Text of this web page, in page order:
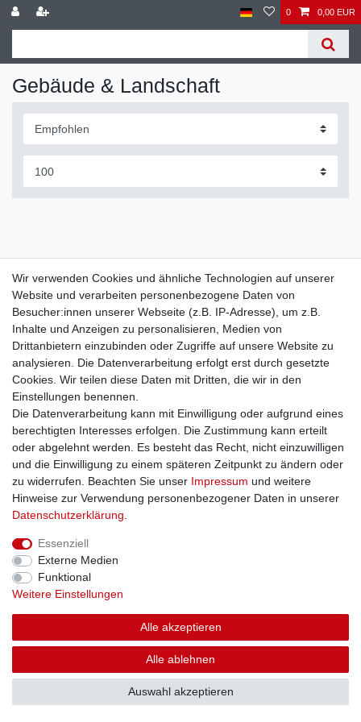
0 0,00 EUR
Gebäude & Landschaft
Widerrufs­recht Widerrufs­formular Impressum
Daten­schutz­erklärung AGB
Wir verwenden Cookies und ähnliche Technologien auf unserer
Website und verarbeiten personenbezogene Daten von
Besucher:innen unserer Webseite (z.B. IP-Adresse), um z.B.
Inhalte und Anzeigen zu personalisieren, Medien von
Drittanbietern einzubinden oder Zugriffe auf unsere Website zu
analysieren. Die Datenverarbeitung erfolgt erst durch gesetzte
Cookies. Wir teilen diese Daten mit Dritten, die wir in den
Einstellungen benennen.
Die Datenverarbeitung kann mit Einwilligung oder aufgrund eines
berechtigten Interesses erfolgen. Die Zustimmung kann erteilt
oder abgelehnt werden. Es besteht das Recht, nicht einzuwilligen
und die Einwilligung zu einem späteren Zeitpunkt zu ändern oder
zu widerrufen. Beachten Sie unser Impressum und weitere
Hinweise zur Verwendung personenbezogener Daten in unserer
Daten­schutz­erklärung
Essenziell
Externe Medien
Funktional
Weitere Einstellungen
Alle akzeptieren
Alle ablehnen
Auswahl akzeptieren